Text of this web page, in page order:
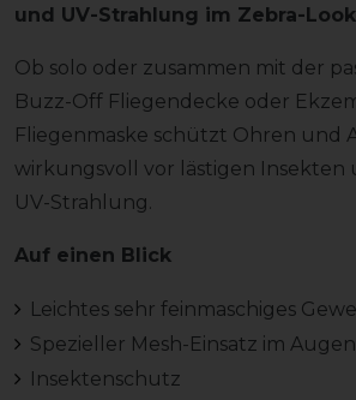
und UV-Strahlung im Zebra-Look
Ob solo oder zusammen mit der
Buzz-Off Fliegendecke oder
Fliegenmaske schützt Ohren und
wirkungsvoll vor lästigen Insekten
UV-Strahlung.
Auf einen Blick
Leichtes sehr feinmaschiges
Spezieller Mesh-Einsatz im
Insektenschutz